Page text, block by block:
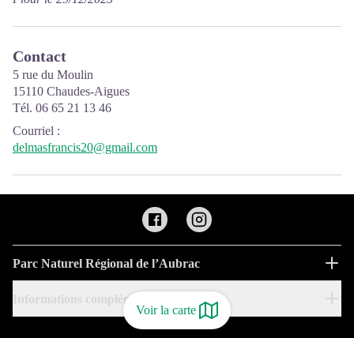
Voir la carte
Contact
5 rue du Moulin
15110 Chaudes-Aigues
Tél. 06 65 21 13 46
Courriel :
delmasfrancis20@gmail.com
Parc Naturel Régional de l’Aubrac
Informations complémentaires